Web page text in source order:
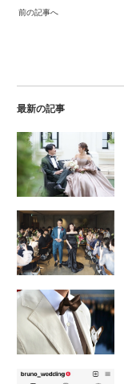
前の記事へ
最新の記事